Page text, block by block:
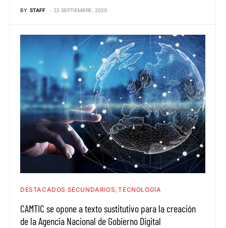
BY STAFF 22 SEPTIEMBRE, 2020
DESTACADOS SECUNDARIOS TECNOLOGÍA
CAMTIC se opone a texto sustitutivo para la creación
de la Agencia Nacional de Gobierno Digital